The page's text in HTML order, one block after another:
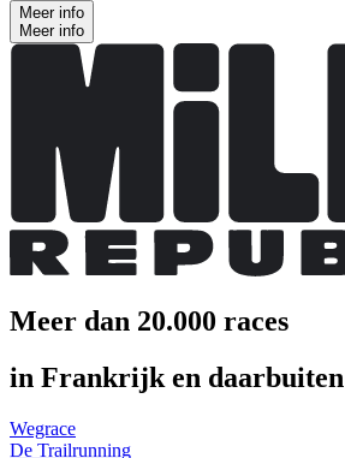
Meer info
Meer info
Meer dan 20.000 races
in Frankrijk en daarbuiten
Wegrace
De Trailrunning